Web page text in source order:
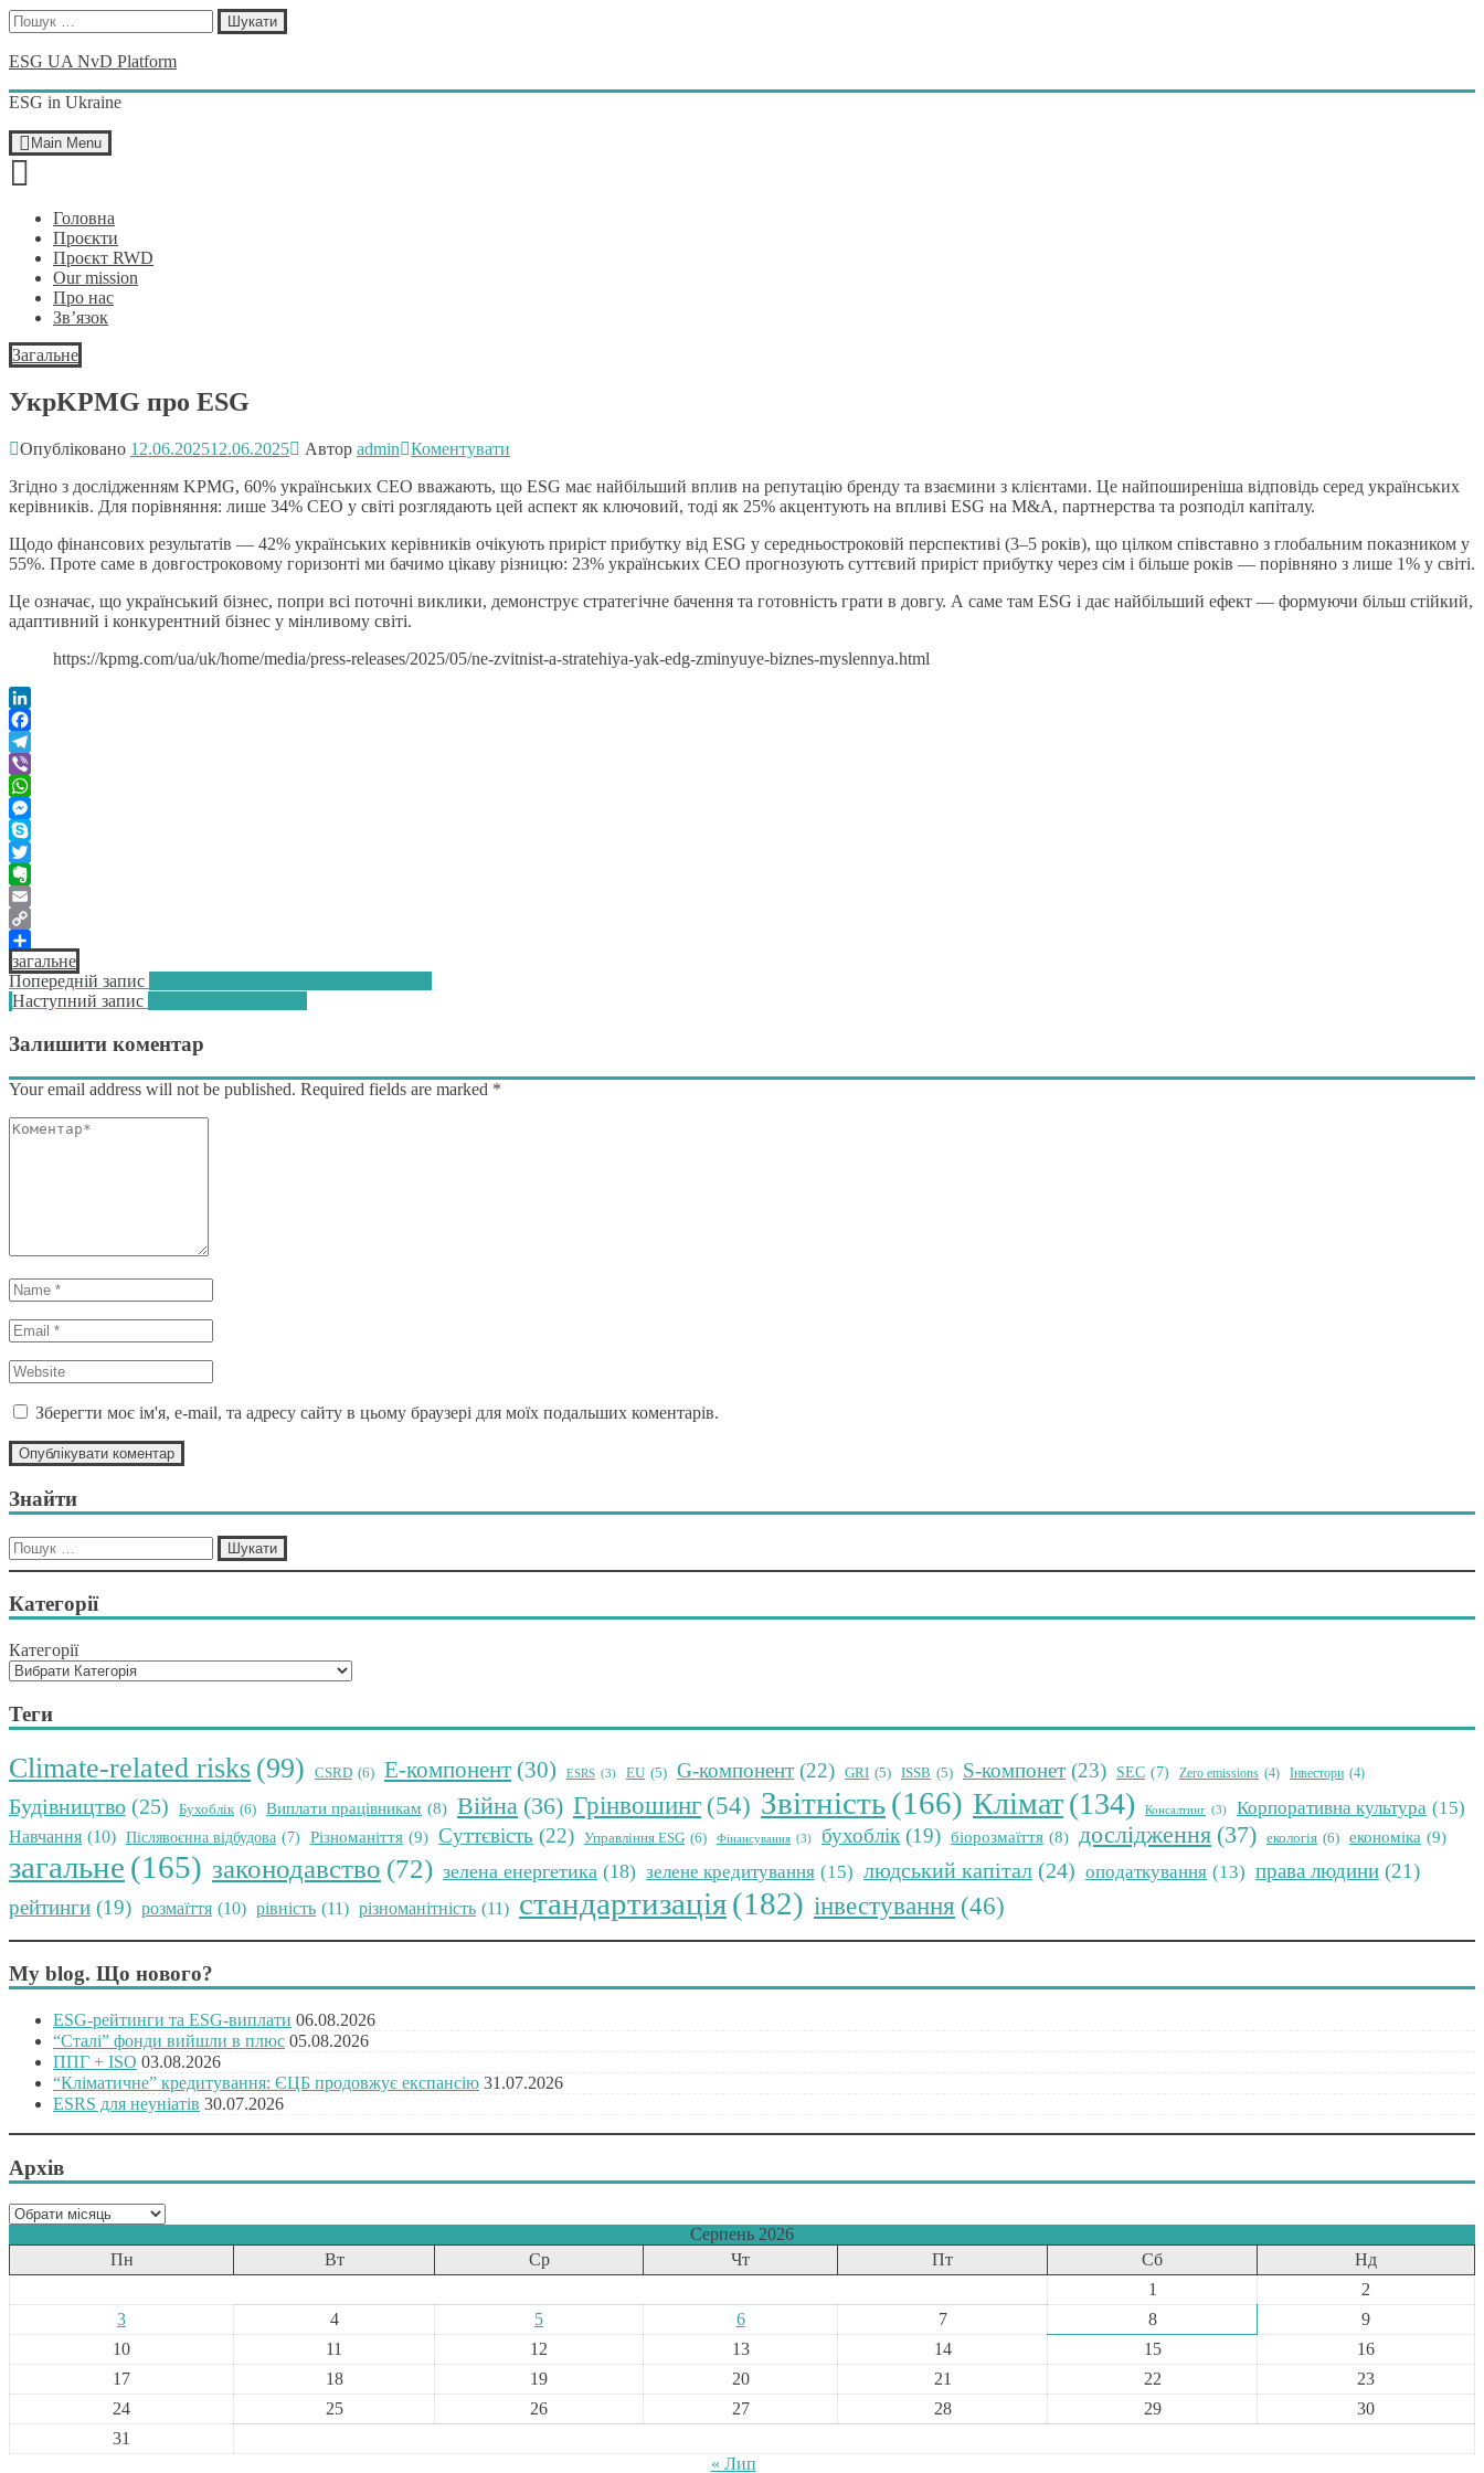
Пошук:
to
ESG UA NvD Platform
ESG in Ukraine
Main Menu
Головна
Проєкти
Проєкт RWD
Our mission
Про нас
Зв’язок
Загальне
УкрKPMG про ESG
Опубліковано 12.06.202512.06.2025 Автор admin
Коментувати
Згідно з дослідженням KPMG, 60% українських СЕО вважають, що ESG має найбільший вплив на репутацію бренду та взаємини з клієнтами. Це найпоширеніша відповідь серед українських
керівників. Для порівняння: лише 34% СЕО у світі розглядають цей аспект як ключовий, тоді як 25% акцентують на впливі ESG на M&A, партнерства та розподіл капіталу.
Щодо фінансових результатів — 42% українських керівників очікують приріст прибутку від ESG у середньостроковій перспективі (3–5 років), що цілком співставно з глобальним показником у
55%. Проте саме в довгостроковому горизонті ми бачимо цікаву різницю: 23% українських СЕО прогнозують суттєвий приріст прибутку через сім і більше років — порівняно з лише 1% у світі.
Це означає, що український бізнес, попри всі поточні виклики, демонструє стратегічне бачення та готовність грати в довгу. А саме там ESG і дає найбільший ефект — формуючи більш стійкий,
адаптивний і конкурентний бізнес у мінливому світі.
https://kpmg.com/ua/uk/home/media/press-releases/2025/05/ne-zvitnist-a-stratehiya-yak-edg-zminyuye-biznes-myslennya.html
LinkedIn
Facebook
Telegram
Viber
WhatsApp
Messenger
Skype
Twitter
Evernote
Email
Copy
Link
Поділитися
загальне
Навігація
записів
Попередній запис
Наступний запис
Залишити коментар
Your email address will not be published. Required fields are marked *
Коментар*
Name
*
Email
*
Website
*
Зберегти моє ім'я, e-mail, та адресу сайту в цьому браузері для моїх подальших коментарів.
Знайти
Пошук:
Категорії
Категорії
Теги
Climate-related risks (99) CSRD (6) E-компонент (30) ESRS (3) EU (5) G-компонент (22) GRI (5) ISSB (5) S-компонет (23) SEC (7) Zero emissions (4) Інвестори (4)
Будівництво (25) Бухоблік (6) Виплати працівникам (8) Війна (36) Грінвошинг (54) Звітність(166) Клімат(134) Консалтинг (3) Корпоративна культура (15)
Навчання (10) Післявоєнна відбудова (7) Різноманіття (9) Суттєвість (22) Управління ESG (6) Фінансування (3) бухоблік (19) біорозмаїття (8) дослідження (37) екологія (6) економіка (9)
загальне (165) законодавство (72) зелена енергетика (18) зелене кредитування (15) людський капітал (24) оподаткування (13) права людини (21)
рейтинги (19) розмаїття (10) рівність (11) різноманітність (11) стандартизація(182) інвестування (46)
My blog. Що нового?
ESG-рейтинги та ESG-виплати 06.08.2026
“Сталі” фонди вийшли в плюс 05.08.2026
ППГ + ISO 03.08.2026
“Кліматичне” кредитування: ЄЦБ продовжує експансію 31.07.2026
ESRS для неуніатів 30.07.2026
Архів
Архів
Серпень 2026
Пн
Вт Ср Чт Пт Сб
Нд
1
2
3
4 5 6 7 8
9
10
11 12 13 14 15
16
17
18 19 20 21 22
23
24
25 26 27 28 29
30
31
« Лип